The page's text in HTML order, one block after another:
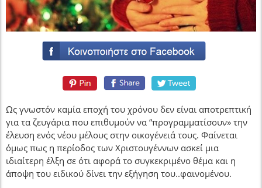
Ως γνωστόν καμία εποχή του χρόνου δεν είναι αποτρεπτική
για τα ζευγάρια που επιθυμούν να “προγραμματίσουν» την
έλευση ενός νέου μέλους στην οικογένειά τους. Φαίνεται
όμως πως η περίοδος των Χριστουγέννων ασκεί μια
ιδιαίτερη έλξη σε ότι αφορά το συγκεκριμένο θέμα και η
άποψη του ειδικού δίνει την εξήγηση του..φαινομένου.